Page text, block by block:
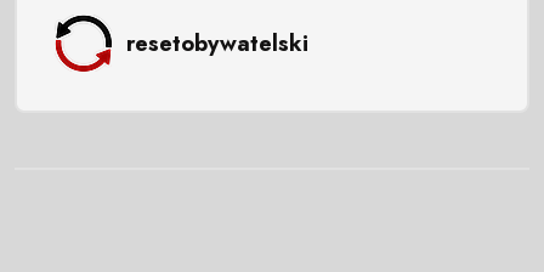
resetobywatelski